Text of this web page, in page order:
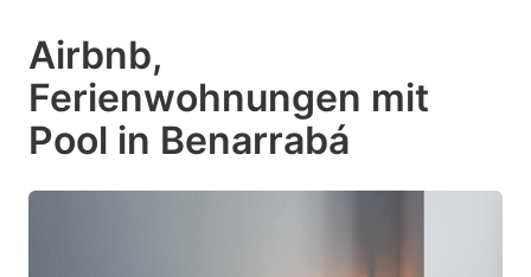
Airbnb,
Ferienwohnungen mit
Pool in Benarrabá